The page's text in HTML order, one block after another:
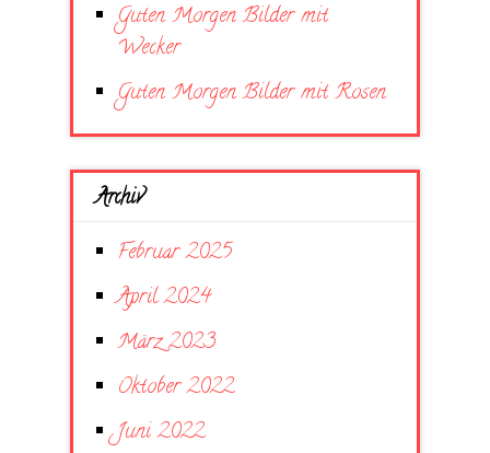
Guten Morgen Bilder mit
Wecker
Guten Morgen Bilder mit Rosen
Archiv
Februar 2025
April 2024
März 2023
Oktober 2022
Juni 2022